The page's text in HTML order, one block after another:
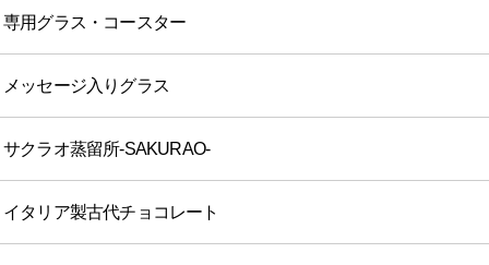
専用グラス・コースター
メッセージ入りグラス
サクラオ蒸留所-SAKURAO-
イタリア製古代チョコレート